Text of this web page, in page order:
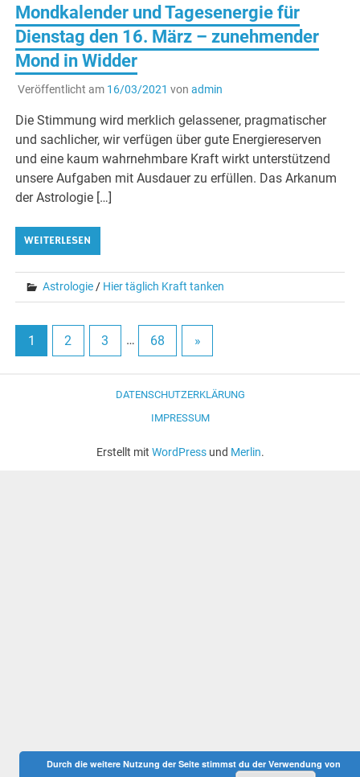
Mondkalender und Tagesenergie für
Dienstag den 16. März – zunehmender
Mond in Widder
Veröffentlicht am 16/03/2021 von admin
Die Stimmung wird merklich gelassener, pragmatischer
und sachlicher, wir verfügen über gute Energiereserven
und eine kaum wahrnehmbare Kraft wirkt unterstützend
unsere Aufgaben mit Ausdauer zu erfüllen. Das Arkanum
der Astrologie […]
WEITERLESEN
Astrologie / Hier täglich Kraft tanken
1 2 3 … 68 »
DATENSCHUTZERKLÄRUNG
IMPRESSUM
Erstellt mit WordPressund Merlin.
Durch die weitere Nutzung der Seite stimmst du der Verwendung von